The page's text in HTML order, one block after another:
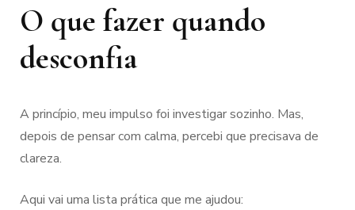
O que fazer quando
desconfia
A princípio, meu impulso foi investigar sozinho. Mas,
depois de pensar com calma, percebi que precisava de
clareza.
Aqui vai uma lista prática que me ajudou: